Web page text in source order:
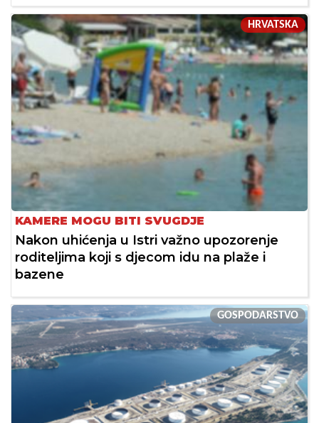
HRVATSKA
KAMERE MOGU BITI SVUGDJE
Nakon uhićenja u Istri važno upozorenje
roditeljima koji s djecom idu na plaže i
bazene
GOSPODARSTVO